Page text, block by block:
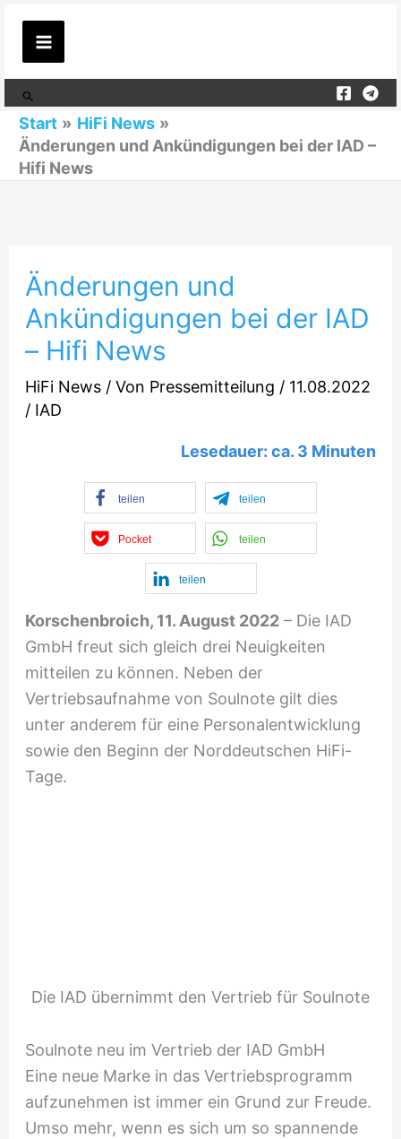
Zum
Inhalt
springen
Suchen
Start
HiFi News
Änderungen und Ankündigungen bei der IAD –
Hifi News
Änderungen und
Ankündigungen bei der IAD
– Hifi News
HiFi News/ Von Pressemitteilung / 11.08.2022
/ IAD
Lesedauer: ca. 3 Minuten
teilen teilen
Pocket teilen
teilen
Korschenbroich, 11. August 2022– Die IAD
GmbH freut sich gleich drei Neuigkeiten
mitteilen zu können. Neben der
Vertriebsaufnahme von Soulnote gilt dies
unter anderem für eine Personalentwicklung
sowie den Beginn der Norddeutschen HiFi-
Tage.
Die IAD übernimmt den Vertrieb für Soulnote
Soulnote neu im Vertrieb der IAD GmbH
Eine neue Marke in das Vertriebsprogramm
aufzunehmen ist immer ein Grund zur Freude.
Umso mehr, wenn es sich um so spannende